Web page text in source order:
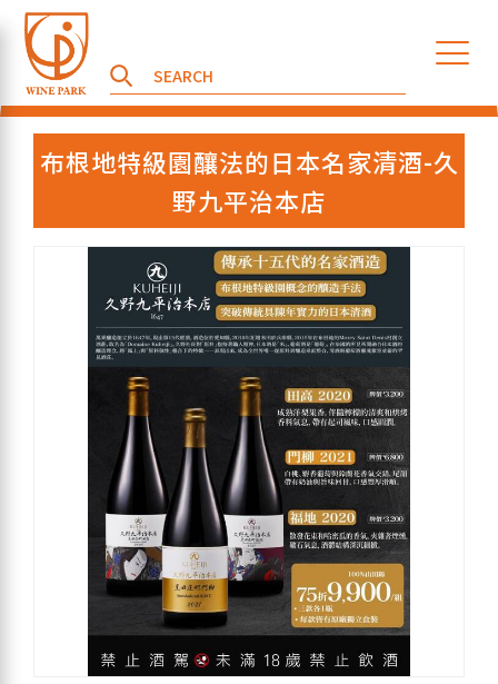
布根地特級園釀法的日本名家清酒-久
野九平治本店